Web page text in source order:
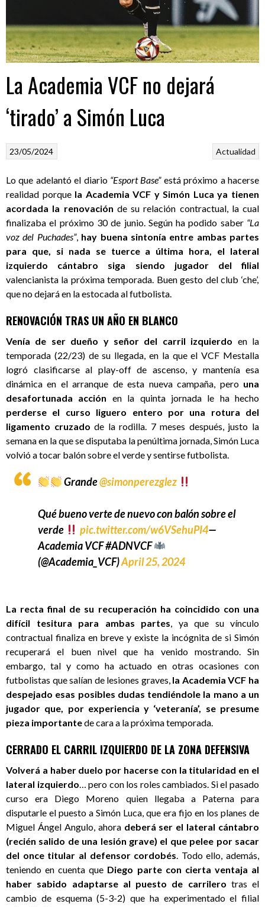
La Academia VCF no dejará
‘tirado’ a Simón Luca
Actualidad
23/05/2024
Lo que adelantó el diario“Esport Base”está próximo a hacerse
realidad porque la Academia VCF y Simón Luca ya tienen
acordada la renovación de su relación contractual, la cual
finalizaba el próximo 30 de junio. Según ha podido saber “La
voz del Puchades”, hay buena sintonía entre ambas partes
para que, si nada se tuerce a última hora, el lateral
izquierdo cántabro siga siendo jugador del filial
valencianista la próxima temporada. Buen gesto del club ‘che’,
que no dejará en la estocada al futbolista.
RENOVACIÓN TRAS UN AÑO EN BLANCO
Venía de ser dueño y señor del carril izquierdo en la
temporada (22/23) de su llegada, en la que el VCF Mestalla
logró clasificarse al play-off de ascenso, y mantenía esa
dinámica en el arranque de esta nueva campaña, pero una
desafortunada acción en la quinta jornada le ha hecho
perderse el curso liguero entero por una rotura del
ligamento cruzado de la rodilla. 7 meses después, justo la
semana en la que se disputaba la penúltima jornada, Simón Luca
volvió a tocar balón sobre el verde y sentirse futbolista.
Grande@simonperezglez
Qué bueno verte de nuevo con balón sobre el
verde
pic.twitter.com/w6VSehuPI4—
Academia VCF #ADNVCF
(@Academia_VCF)April 25, 2024
La recta final de su recuperación ha coincidido con una
difícil tesitura para ambas partes, ya que su vínculo
contractual finaliza en breve y existe la incógnita de si Simón
recuperará el buen nivel que ha venido mostrando. Sin
embargo, tal y como ha actuado en otras ocasiones con
futbolistas que salían de lesiones graves,la Academia VCF ha
despejado esas posibles dudas tendiéndole la mano a un
jugador que, por experiencia y ‘veteranía’, se presume
pieza importantede cara a la próxima temporada.
CERRADO EL CARRIL IZQUIERDO DE LA ZONA DEFENSIVA
Volverá a haber duelo por hacerse con la titularidad en el
lateral izquierdo… pero con los roles cambiados. Si el pasado
curso era Diego Moreno quien llegaba a Paterna para
disputarle el puesto a Simón Luca, que era fijo en los planes de
Miguel Ángel Angulo, ahora deberá ser el lateral cántabro
(recién salido de una lesión grave) el que pelee por sacar
del once titular al defensor cordobés. Todo ello, además,
teniendo en cuenta que Diego parte con cierta ventaja al
haber sabido adaptarse al puesto de carrilero tras el
cambio de esquema (5-3-2) que ha experimentado el filial